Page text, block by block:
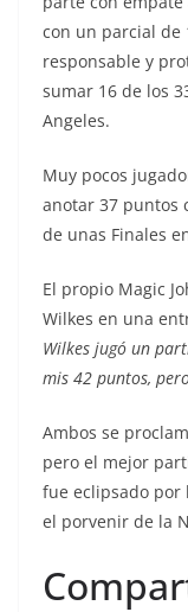
con un parcial de
responsable y
sumar 16 de los
Angeles.
Muy pocos
anotar 37 puntos
de unas Finales
El propio Magic
Wilkes en una
Wilkes jugó un
mis 42 puntos,
Ambos se
pero el mejor
fue eclipsado por
el porvenir de la